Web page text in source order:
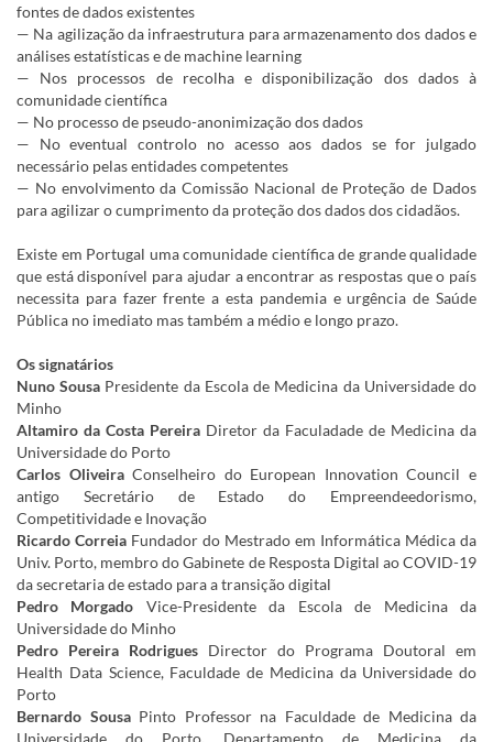
fontes de dados existentes
— Na agilização da infraestrutura para armazenamento dos dados e
análises estatísticas e de machine learning
— Nos processos de recolha e disponibilização dos dados à
comunidade científica
— No processo de pseudo-anonimização dos dados
— No eventual controlo no acesso aos dados se for julgado
necessário pelas entidades competentes
— No envolvimento da Comissão Nacional de Proteção de Dados
para agilizar o cumprimento da proteção dos dados dos cidadãos.
Existe em Portugal uma comunidade científica de grande qualidade
que está disponível para ajudar a encontrar as respostas que o país
necessita para fazer frente a esta pandemia e urgência de Saúde
Pública no imediato mas também a médio e longo prazo.
Os signatários
Nuno Sousa Presidente da Escola de Medicina da Universidade do
Minho
Altamiro da Costa Pereira Diretor da Faculadade de Medicina da
Universidade do Porto
Carlos OliveiraConselheiro do European Innovation Council e
antigo Secretário de Estado do Empreendeedorismo,
Competitividade e Inovação
Ricardo Correia Fundador do Mestrado em Informática Médica da
Univ. Porto, membro do Gabinete de Resposta Digital ao COVID-19
da secretaria de estado para a transição digital
Pedro Morgado Vice-Presidente da Escola de Medicina da
Universidade do Minho
Pedro Pereira Rodrigues Director do Programa Doutoral em
Health Data Science, Faculdade de Medicina da Universidade do
Porto
Bernardo SousaPinto Professor na Faculdade de Medicina da
Universidade do Porto, Departamento de Medicina da